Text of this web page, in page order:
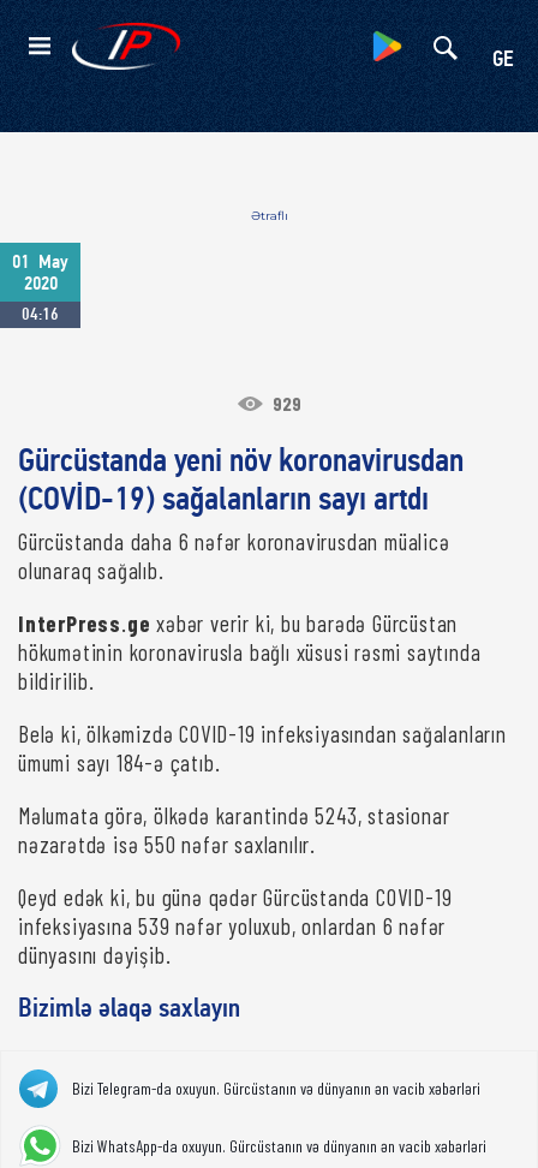
GE
Kateqoriyalar
Ətraflı
01
May
2020
04:16
929
Gürcüstanda yeni növ koronavirusdan
(COVİD-19) sağalanların sayı artdı
Gürcüstanda daha 6 nəfər koronavirusdan müalicə
olunaraq sağalıb.
InterPress.ge xəbər verir ki, bu barədə Gürcüstan
hökumətinin koronavirusla bağlı xüsusi rəsmi saytında
bildirilib.
Belə ki, ölkəmizdə COVID-19 infeksiyasından sağalanların
ümumi sayı 184-ə çatıb.
Məlumata görə, ölkədə karantində 5243, stasionar
nəzarətdə isə 550 nəfər saxlanılır.
Qeyd edək ki, bu günə qədər Gürcüstanda COVID-19
infeksiyasına 539 nəfər yoluxub, onlardan 6 nəfər
dünyasını dəyişib.
Bizimlə əlaqə saxlayın
Bizi Telegram-da oxuyun. Gürcüstanın və dünyanın ən vacib xəbərləri
Bizi WhatsApp-da oxuyun. Gürcüstanın və dünyanın ən vacib xəbərləri